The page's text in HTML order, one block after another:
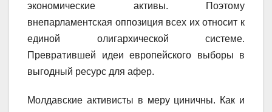
экономические активы. Поэтому
внепарламентская оппозиция всех их относит к
единой олигархической системе.
Превратившей идеи европейского выборы в
выгодный ресурс для афер.
Молдавские активисты в меру циничны. Как и